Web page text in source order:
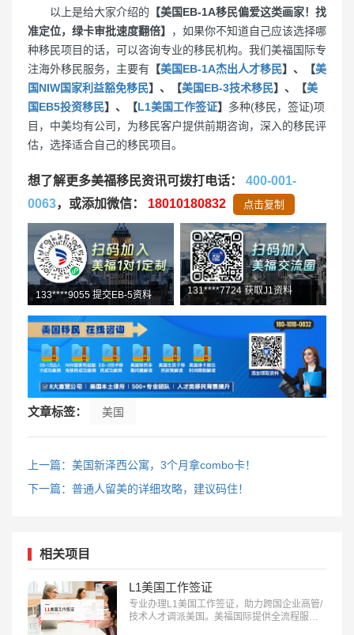
以上是给大家介绍的 【美国EB-1A移民偏爱这类画家！找
准定位，绿卡审批速度翻倍】
，如果你不知道自己应该选择哪
种移民项目的话，可以咨询专业的移民机构。我们美福国际专
注海外移民服务，主要有 【美国EB-1A杰出人才移民】、【美
国NIW国家利益豁免移民】、【美国EB-3技术移民】、【美
国EB5投资移民】、【L1美国工作签证】 多种(移民，签证)项
目，中美均有公司，为移民客户提供前期咨询，深入的移民评
估，选择适合自己的移民项目。
想了解更多美福移民资讯可拨打电话： 400-001-
0063，或添加微信： 18010180832 点击复制
133****9055 提交EB-5资料 156****4029 F1申领成功
文章标签： 美国
上一篇：美国新泽西公寓，3个月拿combo卡！
下一篇：普通人留美的详细攻略，建议码住！
相关项目
L1美国工作签证
专业办理L1美国工作签证，助力跨国企业高管/
技术人才调派美国。美福国际提供全流程服